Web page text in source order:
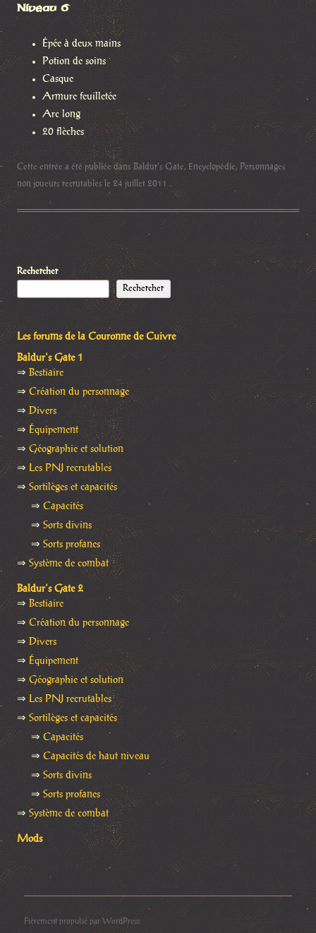
Niveau 6
Épée à deux mains
Potion de soins
Casque
Armure feuilletée
Arc long
20 flèches
Cette entrée a été publiée dans Baldur's Gate, Encyclopédie, Personnages
non joueurs recrutables le 24 juillet 2011 .
Rechercher
Rechercher
Les forums de la Couronne de Cuivre
Baldur's Gate 1
⇒ Bestiaire
⇒ Création du personnage
⇒ Divers
⇒ Équipement
⇒ Géographie et solution
⇒ Les PNJ recrutables
⇒Sortilèges et capacités
⇒ Capacités
⇒ Sorts divins
⇒ Sorts profanes
⇒ Système de combat
Baldur's Gate 2
⇒ Bestiaire
⇒Création du personnage
⇒ Divers
⇒ Équipement
⇒ Géographie et solution
⇒ Les PNJ recrutables
⇒ Sortilèges et capacités
⇒ Capacités
⇒ Capacités de haut niveau
⇒ Sorts divins
⇒ Sorts profanes
⇒ Système de combat
Mods
Fièrement propulsé par WordPress